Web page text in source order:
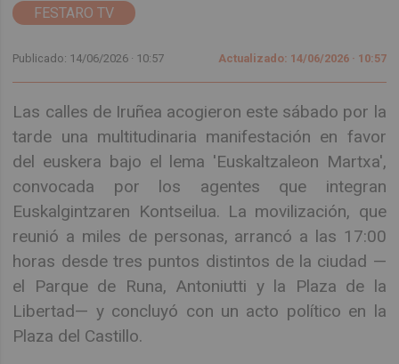
FESTARO TV
Publicado: 14/06/2026 · 10:57 Actualizado: 14/06/2026 · 10:57
Las calles de Iruñea acogieron este sábado por la
tarde una multitudinaria manifestación en favor
del euskera bajo el lema 'Euskaltzaleon Martxa',
convocada por los agentes que integran
Euskalgintzaren Kontseilua. La movilización, que
reunió a miles de personas, arrancó a las 17:00
horas desde tres puntos distintos de la ciudad —
el Parque de Runa, Antoniutti y la Plaza de la
Libertad— y concluyó con un acto político en la
Plaza del Castillo.